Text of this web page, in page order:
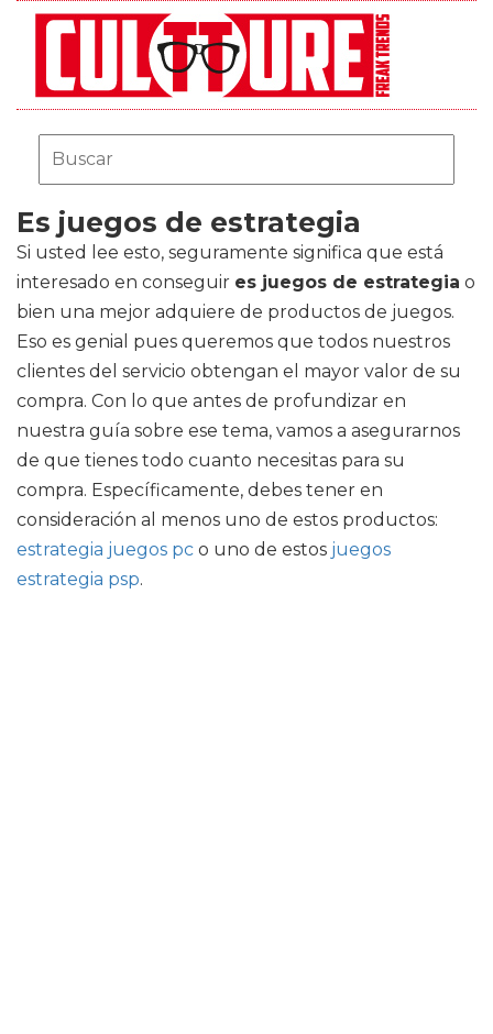
Es juegos de estrategia
Si usted lee esto, seguramente significa que está
interesado en conseguir es juegos de estrategia o
bien una mejor adquiere de productos de juegos.
Eso es genial pues queremos que todos nuestros
clientes del servicio obtengan el mayor valor de su
compra. Con lo que antes de profundizar en
nuestra guía sobre ese tema, vamos a asegurarnos
de que tienes todo cuanto necesitas para su
compra. Específicamente, debes tener en
consideración al menos uno de estos productos:
estrategia juegos pc o uno de estos juegos
estrategia psp.